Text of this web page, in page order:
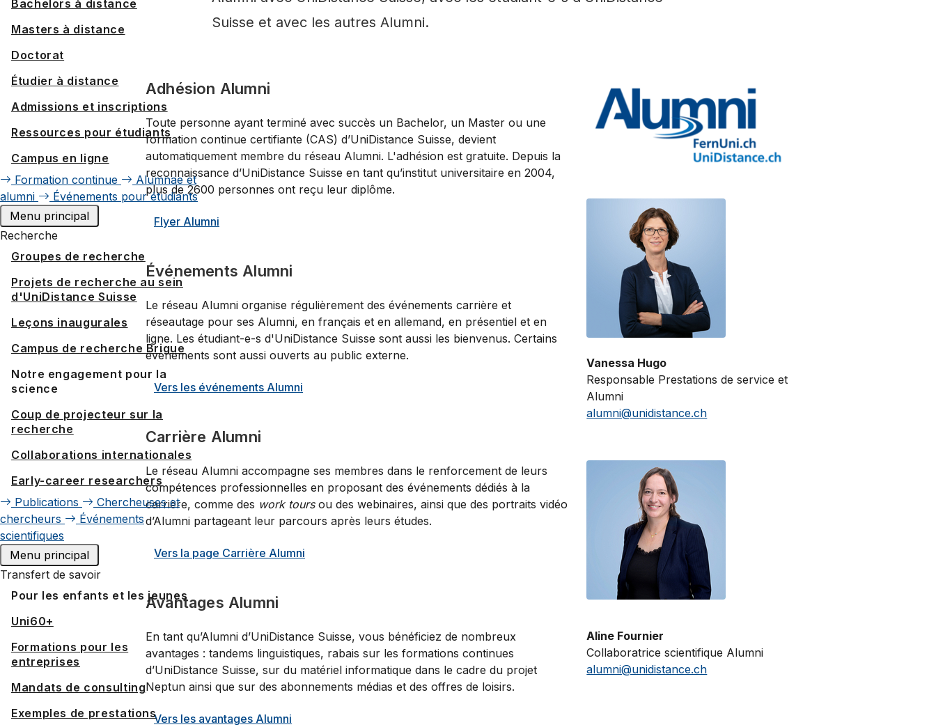
Bachelors à distance
Masters à distance
Doctorat
Étudier à distance
Admissions et inscriptions
Ressources pour étudiants
Campus en ligne
Formation continue
Alumnae et
alumni
Événements pour étudiants
Menu principal
Recherche
Groupes de recherche
Projets de recherche au sein
d'UniDistance Suisse
Leçons inaugurales
Campus de recherche Brigue
Notre engagement pour la
science
Coup de projecteur sur la
recherche
Collaborations internationales
Early-career researchers
Publications
Chercheuses et
chercheurs
Événements
scientifiques
Menu principal
Transfert de savoir
Pour les enfants et les jeunes
Uni60+
Formations pour les
entreprises
Mandats de consulting
Exemples de prestations
Suisse et avec les autres Alumni.
Adhésion Alumni
Toute personne ayant terminé avec succès un Bachelor, un Master ou une
formation continue certifiante (CAS) d’UniDistance Suisse, devient
automatiquement membre du réseau Alumni. L'adhésion est gratuite. Depuis la
reconnaissance d’UniDistance Suisse en tant qu’institut universitaire en 2004,
plus de 2600 personnes ont reçu leur diplôme.
Flyer Alumni
Événements Alumni
Le réseau Alumni organise régulièrement des événements carrière et
réseautage pour ses Alumni, en français et en allemand, en présentiel et en
ligne. Les étudiant-e-s d'UniDistance Suisse sont aussi les bienvenus. Certains
événements sont aussi ouverts au public externe.
Vers les événements Alumni
Carrière Alumni
Le réseau Alumni accompagne ses membres dans le renforcement de leurs
compétences professionnelles en proposant des événements dédiés à la
carrière, comme des work tours ou des webinaires, ainsi que des portraits vidéo
d’Alumni partageant leur parcours après leurs études.
Vers la page Carrière Alumni
Avantages Alumni
En tant qu’Alumni d’UniDistance Suisse, vous bénéficiez de nombreux
avantages : tandems linguistiques, rabais sur les formations continues
d’UniDistance Suisse, sur du matériel informatique dans le cadre du projet
Neptun ainsi que sur des abonnements médias et des offres de loisirs.
Vers les avantages Alumni
Vanessa Hugo
Responsable Prestations de service et
Alumni
alumni@unidistance.ch
Aline Fournier
Collaboratrice scientifique Alumni
alumni@unidistance.ch